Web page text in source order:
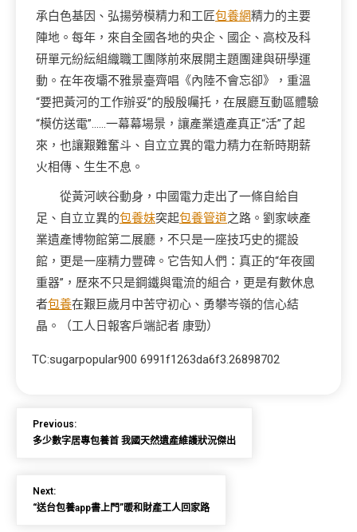
承白色基因、弘揚勞模精力和工匠包養網精力的主要
陣地。每年，來自全國各地的央企、國企、高校及科
研單元紛紜組織職工團隊前來展開主題團建與研學運
動。在年夜壩不雅景臺齊唱《內陸不會忘卻》，重溫
“要把黃河的工作辦妥”的殷殷囑托，在展廳互動區體驗
“模仿送電”……一幕幕場景，讓產業遺產真正“活”了起
來，也讓艱難奮斗、自立立異的電力精力在新時期薪
火相傳、生生不息。
從黃河峽谷動身，中國電力走出了一條自給自
足、自立立異的包養妹突起包養管道之路。劉家峽產
業遺產博物館第二展廳，不只是一座技巧史的擺設
館，更是一座精力豐碑。它告知人們：真正的“年夜國
重器”，歷來不只是鋼鐵與電流的組合，更是有數休息
者包養在艱巨歲月中苦守初心、勇攀岑嶺的信心結
晶。（工人日報客戶端記者 康勁）
TC:sugarpopular900 6991f1263da6f3.26898702
Previous:
多少數字居專包養首 我國天然遺產維護狀況傑出
Next:
“送台包養app書上門”暖和財產工人回家路